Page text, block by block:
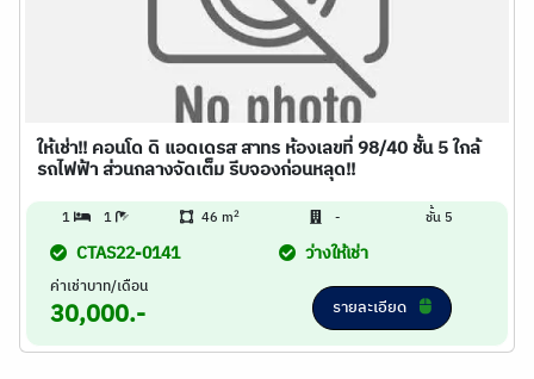
ให้เช่า!! คอนโด ดิ แอดเดรส สาทร ห้องเลขที่ 98/40 ชั้น 5 ใกล้
รถไฟฟ้า ส่วนกลางจัดเต็ม รีบจองก่อนหลุด!!
1 1 46 m2 - ชั้น 5
CTAS22-0141 ว่างให้เช่า
ค่าเช่าบาท/เดือน
30,000.- รายละเอียด